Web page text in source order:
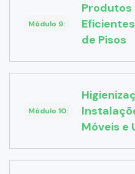
Módulo 9:
Produtos
de Pisos
Módulo 10:
Móveis e